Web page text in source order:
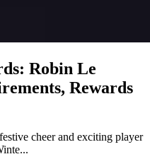
Robin Le
Rewards
cheer and exciting player